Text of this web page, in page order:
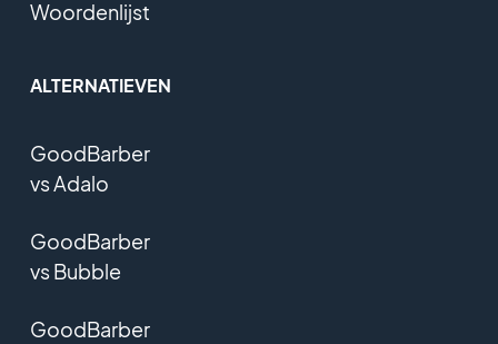
Woordenlijst
ALTERNATIEVEN
GoodBarber
vs Adalo
GoodBarber
vs Bubble
GoodBarber